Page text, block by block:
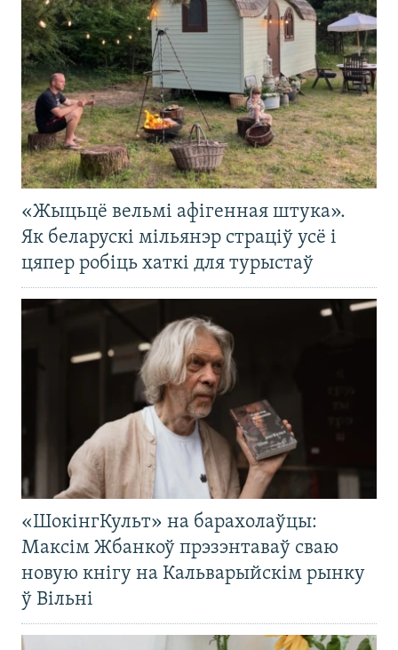
«Жыцьцё вельмі афігенная штука».
Як беларускі мільянэр страціў усё і
цяпер робіць хаткі для турыстаў
«ШокінгКульт» на барахолаўцы:
Максім Жбанкоў прэзэнтаваў сваю
новую кнігу на Кальварыйскім рынку
ў Вільні